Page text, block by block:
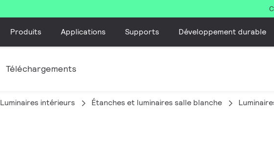
Produits Applications Supports Développement durable
Téléchargements
Luminaires intérieurs Étanches et luminaires salle blanche